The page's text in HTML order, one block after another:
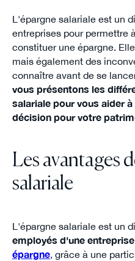
L'épargne salariale est un
entreprises pour permettre
constituer une épargne.
mais également des
connaître avant de se
vous présentons les
salariale pour vous aider
décision pour votre
Les avantages
salariale
L'épargne salariale est un
employés d'une
épargne, grâce à une